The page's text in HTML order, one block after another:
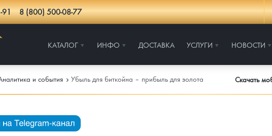
91 8 (800) 500-08-77
КАТАЛОГ ИНФО ДОСТАВКА УСЛУГИ НОВОСТИ
и события Убыль для биткойна – прибыль для золота Скачать